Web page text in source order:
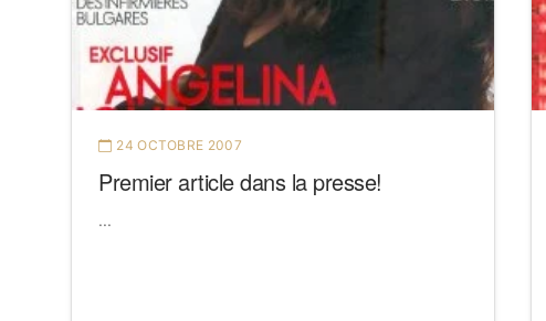
24 OCTOBRE 2007
Premier article dans la presse!
...